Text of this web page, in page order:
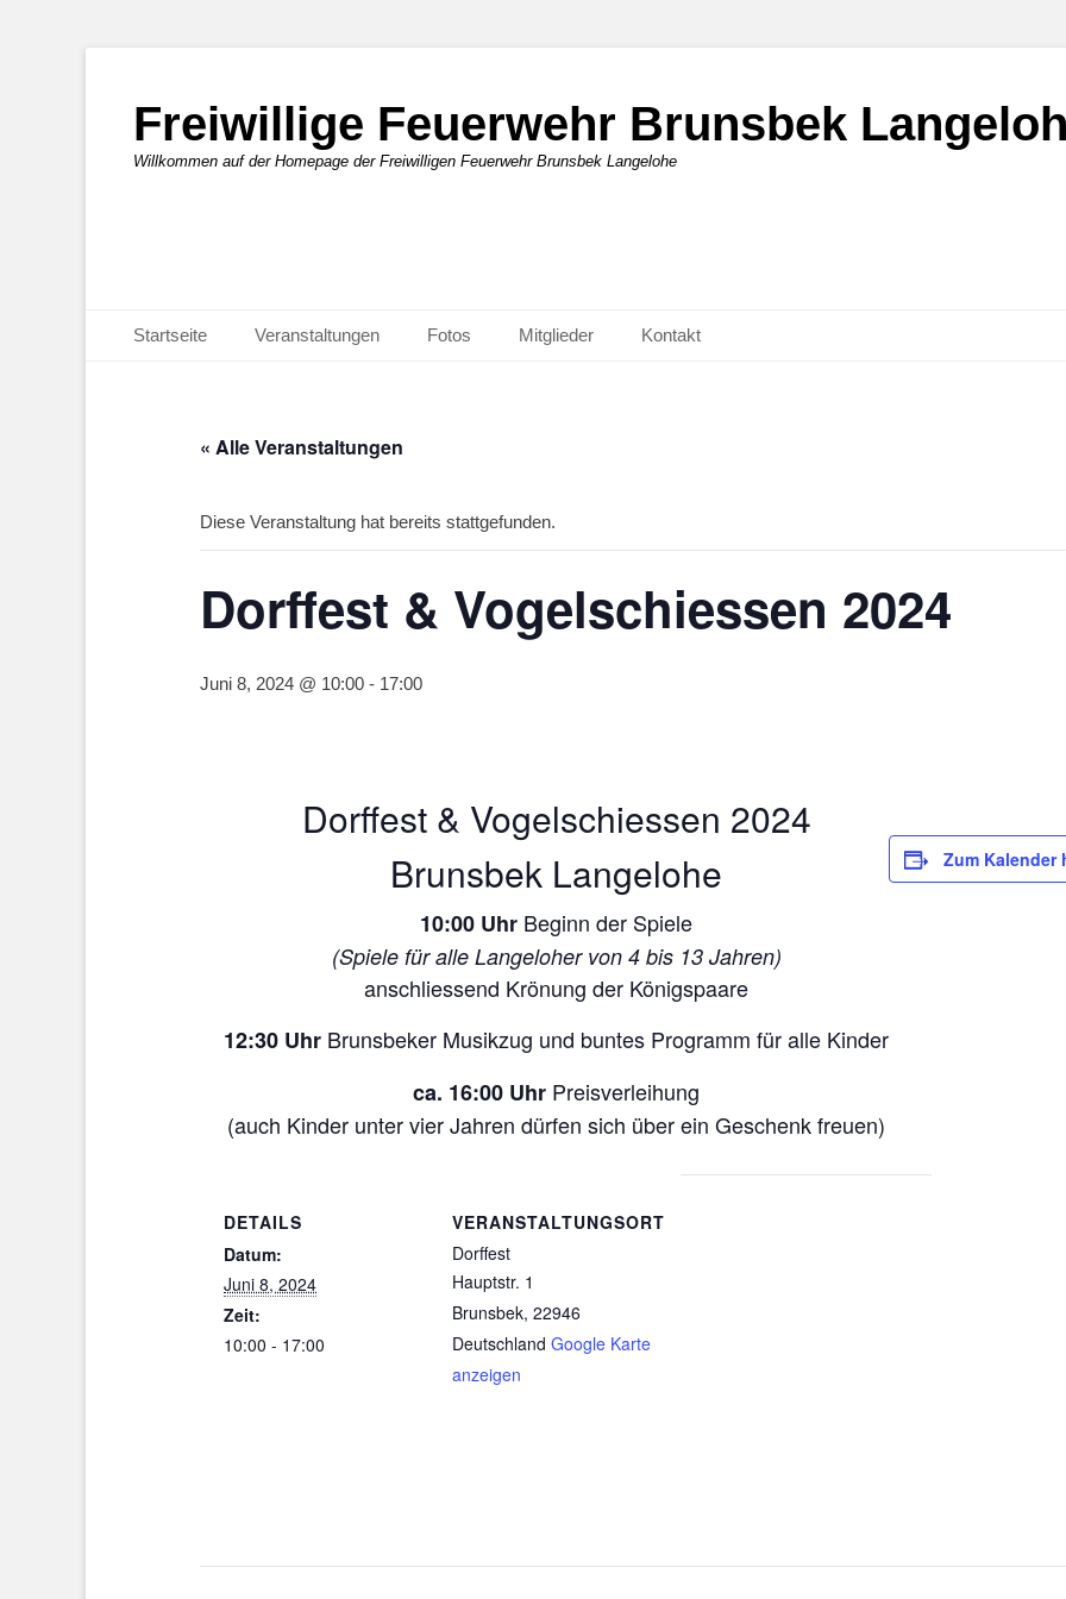
Freiwillige Feuerwehr Brunsbek
Willkommen auf der Homepage der Freiwilligen Feuerwehr Brunsbek Langelohe
Primäres Menü
Inhalt
Startseite Veranstaltungen Fotos Mitglieder Kontakt
« Alle Veranstaltungen
Diese Veranstaltung hat bereits stattgefunden.
Dorffest & Vogelschiessen 2024
Juni 8, 2024 @ 10:00 - 17:00
Dorffest & Vogelschiessen 2024
Brunsbek Langelohe
10:00 Uhr Beginn der Spiele
(Spiele für alle Langeloher von 4 bis 13 Jahren)
anschliessend Krönung der Königspaare
12:30 Uhr Brunsbeker Musikzug und buntes Programm für alle Kinder
ca. 16:00 Uhr Preisverleihung
(auch Kinder unter vier Jahren dürfen sich über ein Geschenk freuen)
Zum Kalender
DETAILS
Datum:
Juni 8, 2024
Zeit:
10:00 - 17:00
VERANSTALTUNGSORT
Dorffest
Hauptstr. 1
Brunsbek, 22946
Deutschland Google Karte
anzeigen